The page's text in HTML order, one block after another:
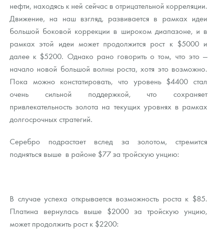
нефти, находясь к ней сейчас в отрицательной корреляции.
Движение, на наш взгляд, развивается в рамках идеи
большой боковой коррекции в широком диапазоне, и в
рамках этой идеи может продолжится рост к $5000 и
далее к $5200. Однако рано говорить о том, что это —
начало новой большой волны роста, хотя это возможно.
Пока можно констатировать, что уровень $4400 стал
очень сильной поддержкой, что сохраняет
привлекательность золота на текущих уровнях в рамках
долгосрочных стратегий.
Серебро подрастает вслед за золотом, стремится
подняться выше в районе $77 за тройскую унцию:
В случае успеха открывается возможность роста к $85.
Платина вернулась выше $2000 за тройскую унцию,
может продолжить рост к $2200: